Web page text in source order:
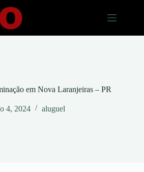
em Nova Laranjeiras – PR
4, 2024 aluguel